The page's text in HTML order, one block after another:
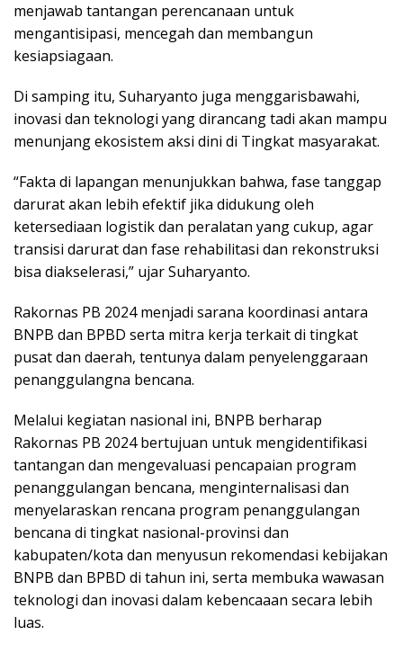
menjawab tantangan perencanaan untuk
mengantisipasi, mencegah dan membangun
kesiapsiagaan.
Di samping itu, Suharyanto juga menggarisbawahi,
inovasi dan teknologi yang dirancang tadi akan mampu
menunjang ekosistem aksi dini di Tingkat masyarakat.
“Fakta di lapangan menunjukkan bahwa, fase tanggap
darurat akan lebih efektif jika didukung oleh
ketersediaan logistik dan peralatan yang cukup, agar
transisi darurat dan fase rehabilitasi dan rekonstruksi
bisa diakselerasi,” ujar Suharyanto.
Rakornas PB 2024 menjadi sarana koordinasi antara
BNPB dan BPBD serta mitra kerja terkait di tingkat
pusat dan daerah, tentunya dalam penyelenggaraan
penanggulangna bencana.
Melalui kegiatan nasional ini, BNPB berharap
Rakornas PB 2024 bertujuan untuk mengidentifikasi
tantangan dan mengevaluasi pencapaian program
penanggulangan bencana, menginternalisasi dan
menyelaraskan rencana program penanggulangan
bencana di tingkat nasional-provinsi dan
kabupaten/kota dan menyusun rekomendasi kebijakan
BNPB dan BPBD di tahun ini, serta membuka wawasan
teknologi dan inovasi dalam kebencaaan secara lebih
luas.